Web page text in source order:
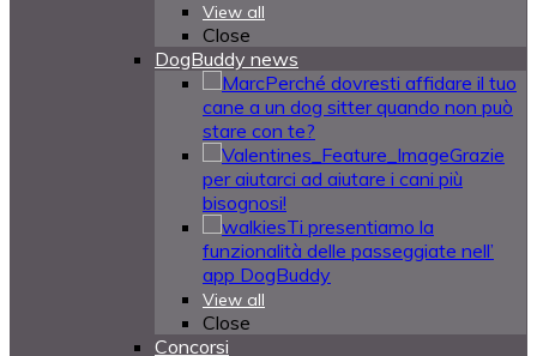
View all
Close
DogBuddy news
Perché dovresti affidare il tuo
cane a un dog sitter quando non può
stare con te?
Grazie
per aiutarci ad aiutare i cani più
bisognosi!
Ti presentiamo la
funzionalità delle passeggiate nell’
app DogBuddy
View all
Close
Concorsi